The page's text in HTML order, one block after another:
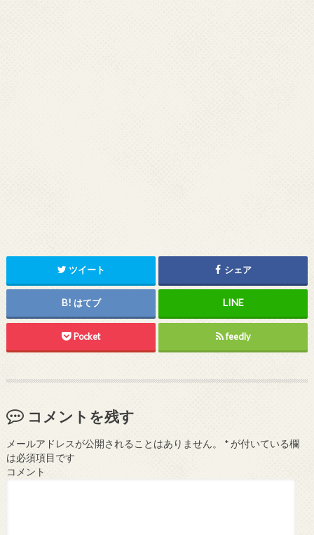
ツイート シェア
はてブ
Pocket feedly
コメントを残す
メールアドレスが公開されることはありません。 *が付いている欄
は必須項目です
コメント